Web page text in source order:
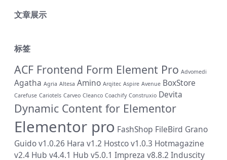
文章展示
标签
ACF Frontend Form Element Pro Advomedi
Agatha Agria Altesa Amino Arqitec Aspire Avenue BoxStore
Carefuse Cariotels Carveo Cleanco Coachify Construxio Devita
Dynamic Content for Elementor
Elementor pro FashShop FileBird Grano
Guido v1.0.26 Hara v1.2 Hostco v1.0.3 Hotmagazine
v2.4 Hub v4.4.1 Hub v5.0.1 Impreza v8.8.2 Induscity